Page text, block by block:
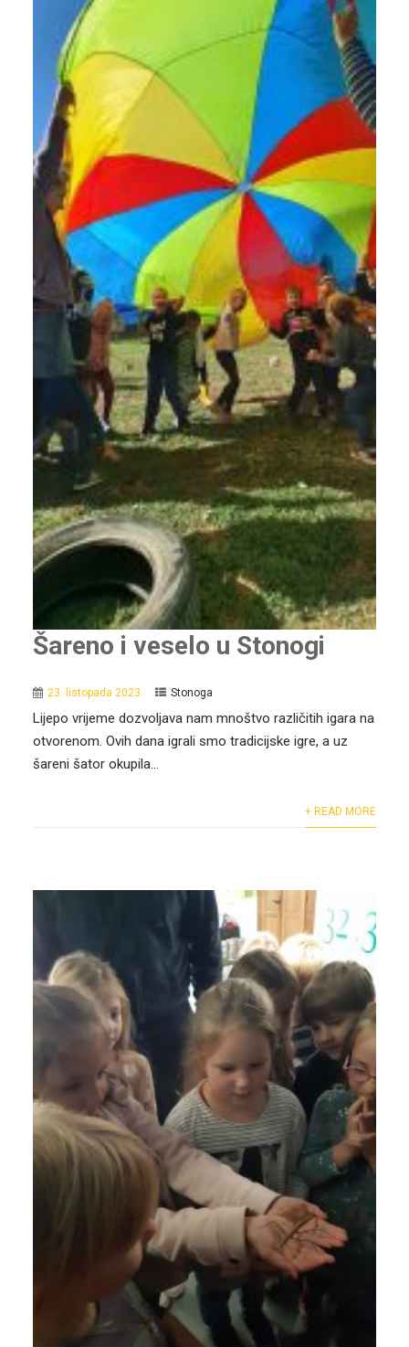
Šareno i veselo u Stonogi
23. listopada 2023. Stonoga
Lijepo vrijeme dozvoljava nam mnoštvo različitih igara na
otvorenom. Ovih dana igrali smo tradicijske igre, a uz
šareni šator okupila...
+ READ MORE